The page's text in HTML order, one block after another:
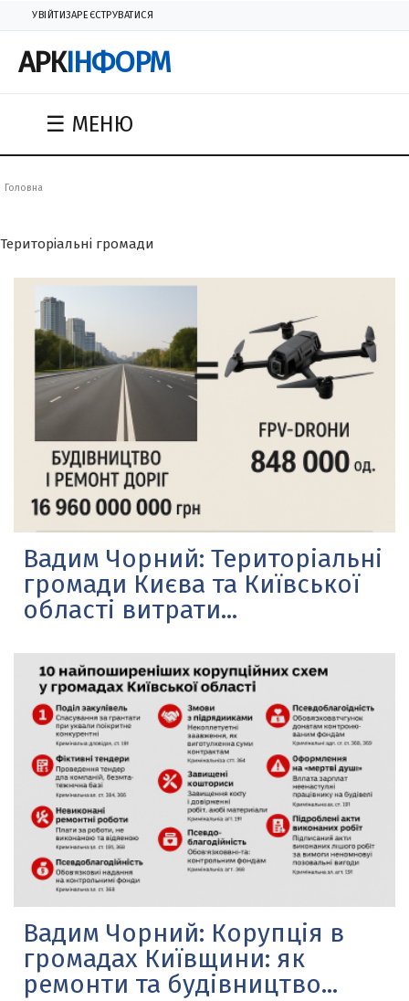
УВІЙТИЗАРЕЄСТРУВАТИСЯ
АРКІНФОРМ
☰ МЕНЮ
Головна
Територіальні громади
Вадим Чорний: Територіальні
громади Києва та Київської
області витрати...
Вадим Чорний: Корупція в
громадах Київщини: як
ремонти та будівництво...